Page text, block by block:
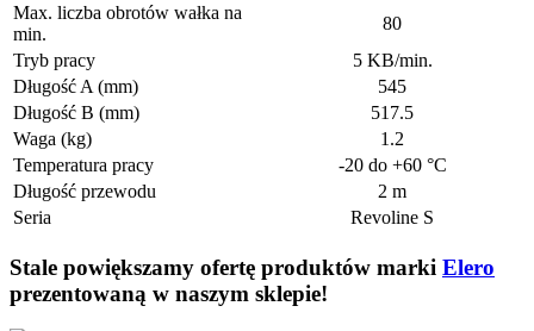
Max. liczba obrotów wałka na
min.
80
Tryb pracy
5 KB/min.
Długość A (mm)
545
Długość B (mm)
517.5
Waga (kg)
1.2
Temperatura pracy
-20 do +60 °C
Długość przewodu
2 m
Seria
Revoline S
Stale powiększamy ofertę produktów marki Elero
prezentowaną w naszym sklepie!